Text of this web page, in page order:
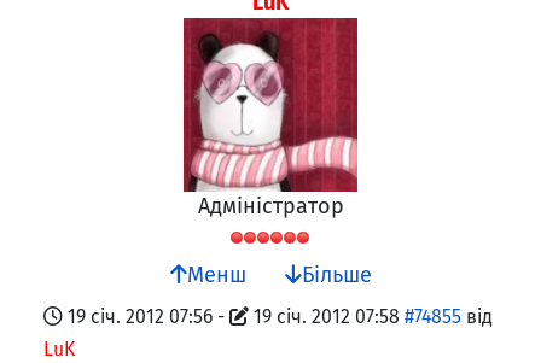
Адміністратор
Менш Більше
19 січ. 2012 07:56 - 19 січ. 2012 07:58 #74855 від
LuK